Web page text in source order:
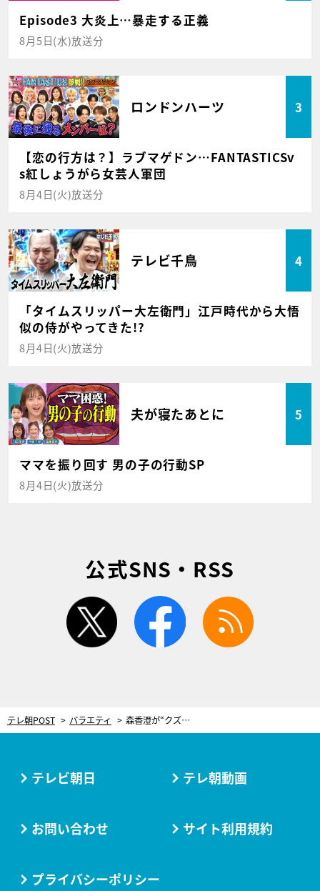
Episode3 大炎上…暴走する正義
8月5日(水)放送分
ロンドンハーツ 3
【恋の行方は？】ラブマゲドン…FANTASTICSv
s紅しょうがら女芸人軍団
8月4日(火)放送分
テレビ千鳥 4
「タイムスリッパー大左衛門」江戸時代から大悟
似の侍がやってきた!?
8月4日(火)放送分
夫が寝たあとに 5
ママを振り回す 男の子の行動SP
8月4日(火)放送分
公式SNS・RSS
twitter facebook
テレ朝POST バラエティ 森香澄が“クズだ”と感じた男性からのメッセージ 東ブクロも驚愕「何歳と付き合っている？」
テレビ朝日 テレ朝動画
お問い合わせ サイト利用規約
プライバシーポリシー